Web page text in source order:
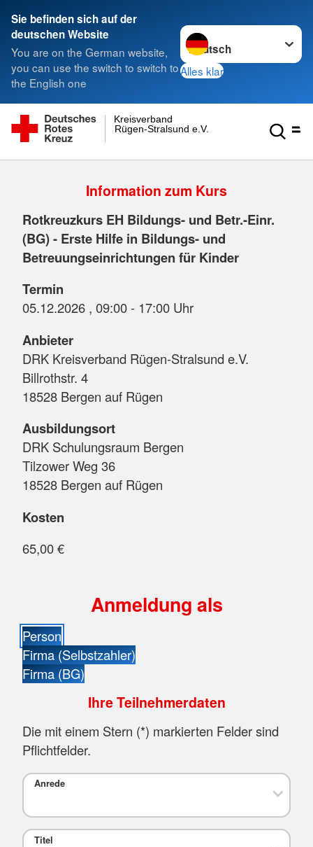
Sie befinden sich auf der
deutschen Website
You are on the German website,
you can use the switch to switch to
the English one
Sprache wechseln zu
Alles klar
Rügen-Stralsund e.V.
Kreisverband
Information zum Kurs
Rotkreuzkurs EH Bildungs- und Betr.-Einr.
(BG) - Erste Hilfe in Bildungs- und
Betreuungseinrichtungen für Kinder
Termin
05.12.2026 , 09:00 - 17:00 Uhr
Anbieter
DRK Kreisverband Rügen-Stralsund e.V.
Billrothstr. 4
18528 Bergen auf Rügen
Ausbildungsort
DRK Schulungsraum Bergen
Tilzower Weg 36
18528 Bergen auf Rügen
Kosten
65,00 €
Anmeldung als
Person
Firma (Selbstzahler)
Firma (BG)
Ihre Teilnehmerdaten
Die mit einem Stern (*) markierten Felder sind
Pflichtfelder.
Anrede
Titel